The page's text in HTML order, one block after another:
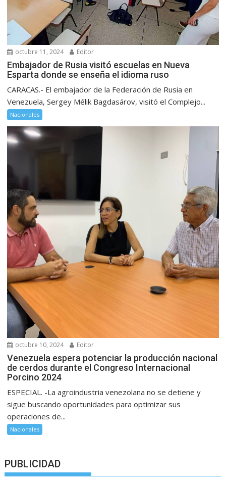
octubre 11, 2024 Editor
Embajador de Rusia visitó escuelas en Nueva
Esparta donde se enseña el idioma ruso
CARACAS.- El embajador de la Federación de Rusia en
Venezuela, Sergey Mélik Bagdasárov, visitó el Complejo...
Nacionales
octubre 10, 2024 Editor
Venezuela espera potenciar la producción nacional
de cerdos durante el Congreso Internacional
Porcino 2024
ESPECIAL. -La agroindustria venezolana no se detiene y
sigue buscando oportunidades para optimizar sus
operaciones de...
Nacionales
PUBLICIDAD